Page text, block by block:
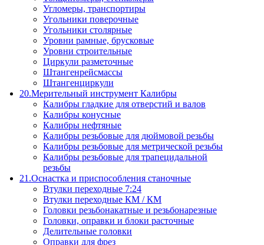
Угломеры, транспортиры
Угольники поверочные
Угольники столярные
Уровни рамные, брусковые
Уровни строительные
Циркули разметочные
Штангенрейсмассы
Штангенциркули
20.Мерительный инструмент Калибры
Калибры гладкие для отверстий и валов
Калибры конусные
Калибры нефтяные
Калибры резьбовые для дюймовой резьбы
Калибры резьбовые для метрической резьбы
Калибры резьбовые для трапецидальной
резьбы
21.Оснастка и приспособления станочные
Втулки переходные 7:24
Втулки переходные КМ / КМ
Головки резьбонакатные и резьбонарезные
Головки, оправки и блоки расточные
Делительные головки
Оправки для фрез